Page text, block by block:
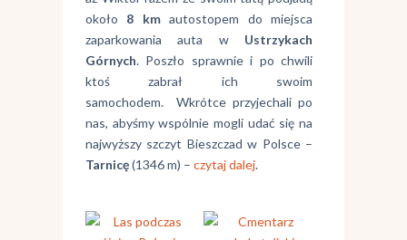
około 8 kmautostopem do miejsca
zaparkowania auta w Ustrzykach
Górnych. Poszło sprawnie i po chwili
ktoś zabrał ich swoim
samochodem. Wkrótce przyjechali po
nas, abyśmy wspólnie mogli udać się na
najwyższy szczyt Bieszczad w Polsce –
Tarnicę(1346 m) – czytaj dalej.